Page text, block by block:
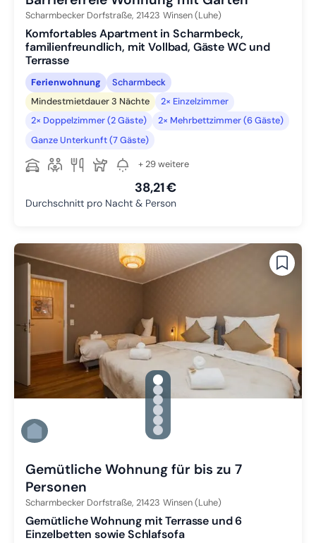
Scharmbecker Dorfstraße, 21423 Winsen (Luhe)
Komfortables Apartment in Scharmbeck,
familienfreundlich, mit Vollbad, Gäste WC und
Terrasse
Ferienwohnung
Scharmbeck
Mindestmietdauer 3 Nächte
2× Einzelzimmer
2× Doppelzimmer (2 Gäste)
2× Mehrbettzimmer (6 Gäste)
Ganze Unterkunft (7 Gäste)
+ 29 weitere
38,21 €
Durchschnitt pro Nacht & Person
gallery.slide_selector
Zu Slide 1 wechseln
Zu Slide 2 wechseln
Zu Slide 3 wechseln
Zu Slide 4 wechseln
Zu Slide 5 wechseln
Zu Slide 6 wechseln
Gemütliche Wohnung für bis zu 7
Personen
Scharmbecker Dorfstraße, 21423 Winsen (Luhe)
Gemütliche Wohnung mit Terrasse und 6
Einzelbetten sowie Schlafsofa